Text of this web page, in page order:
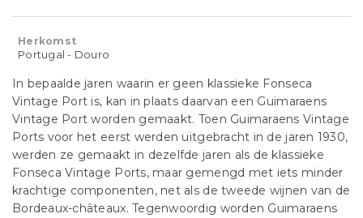
Herkomst
Portugal - Douro
In bepaalde jaren waarin er geen klassieke Fonseca
Vintage Port is, kan in plaats daarvan een Guimaraens
Vintage Port worden gemaakt. Toen Guimaraens Vintage
Ports voor het eerst werden uitgebracht in de jaren 1930,
werden ze gemaakt in dezelfde jaren als de klassieke
Fonseca Vintage Ports, maar gemengd met iets minder
krachtige componenten, net als de tweede wijnen van de
Bordeaux-châteaux. Tegenwoordig worden Guimaraens